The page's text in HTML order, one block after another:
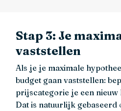
Stap 3: Je
vaststellen
Als je je maximale
budget gaan vaststellen:
prijscategorie je een nieuw
Dat is natuurlijk gebaseerd